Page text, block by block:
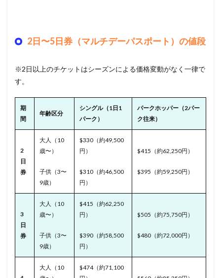
2日〜5日券（マルチデーパスポート）の値段
※2日以上のチケットはシーズンによる価格変動がなく一律で
す。
期
間
年齢区分
シングル（1日1
パーク）
パークホッパー（2パー
ク往来）
2
日
券
大人（10
歳〜）
子供（3〜
9歳）
$330（約49,500
円）
$310（約46,500
円）
$415（約62,250円）
$395（約59,250円）
3
日
券
大人（10
歳〜）
子供（3〜
9歳）
$415（約62,250
円）
$390（約58,500
円）
$505（約75,750円）
$480（約72,000円）
大人（10
$474（約71,100